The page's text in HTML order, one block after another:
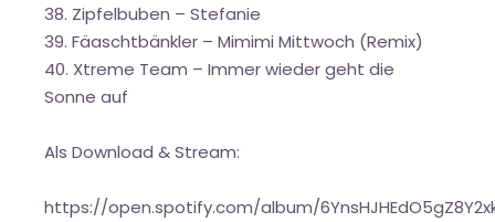
38. Zipfelbuben – Stefanie
39. Fäaschtbänkler – Mimimi Mittwoch (Remix)
40. Xtreme Team – Immer wieder geht die
Sonne auf
Als Download & Stream:
https://open.spotify.com/album/